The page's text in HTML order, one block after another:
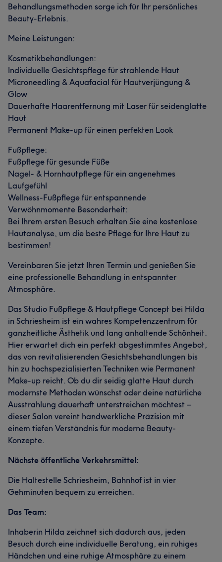
Behandlungsmethoden sorge ich für Ihr persönliches
Beauty-Erlebnis.
Meine Leistungen:
Kosmetikbehandlungen:
Individuelle Gesichtspflege für strahlende Haut
Microneedling & Aquafacial für Hautverjüngung &
Glow
Dauerhafte Haarentfernung mit Laser für seidenglatte
Haut
Permanent Make-up für einen perfekten Look
Fußpflege:
Fußpflege für gesunde Füße
Nagel- & Hornhautpflege für ein angenehmes
Laufgefühl
Wellness-Fußpflege für entspannende
Verwöhnmomente Besonderheit:
Bei Ihrem ersten Besuch erhalten Sie eine kostenlose
Hautanalyse, um die beste Pflege für Ihre Haut zu
bestimmen!
Vereinbaren Sie jetzt Ihren Termin und genießen Sie
eine professionelle Behandlung in entspannter
Atmosphäre.
Das Studio Fußpflege & Hautpflege Concept bei Hilda
in Schriesheim ist ein wahres Kompetenzzentrum für
ganzheitliche Ästhetik und lang anhaltende Schönheit.
Hier erwartet dich ein perfekt abgestimmtes Angebot,
das von revitalisierenden Gesichtsbehandlungen bis
hin zu hochspezialisierten Techniken wie Permanent
Make-up reicht. Ob du dir seidig glatte Haut durch
modernste Methoden wünschst oder deine natürliche
Ausstrahlung dauerhaft unterstreichen möchtest –
dieser Salon vereint handwerkliche Präzision mit
einem tiefen Verständnis für moderne Beauty-
Konzepte.
Nächste öffentliche Verkehrsmittel:
Die Haltestelle Schriesheim, Bahnhof ist in vier
Gehminuten bequem zu erreichen.
Das Team:
Inhaberin Hilda zeichnet sich dadurch aus, jeden
Besuch durch eine individuelle Beratung, ein ruhiges
Händchen und eine ruhige Atmosphäre zu einem